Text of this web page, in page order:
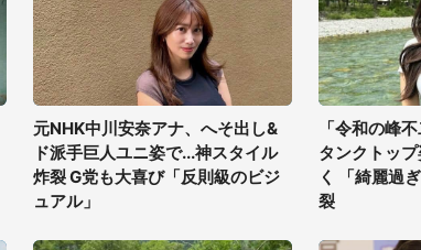
元NHK中川安奈アナ、へそ出し&
ド派手巨人ユニ姿で...神スタイル
炸裂 G党も大喜び「反則級のビジ
ュアル」
「令和の峰
タンクトッ
く 「綺麗過
裂